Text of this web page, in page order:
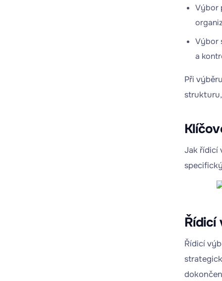
Výbor
Výbor
a
Při
Jak řídicí
Řídicí
Řídicí